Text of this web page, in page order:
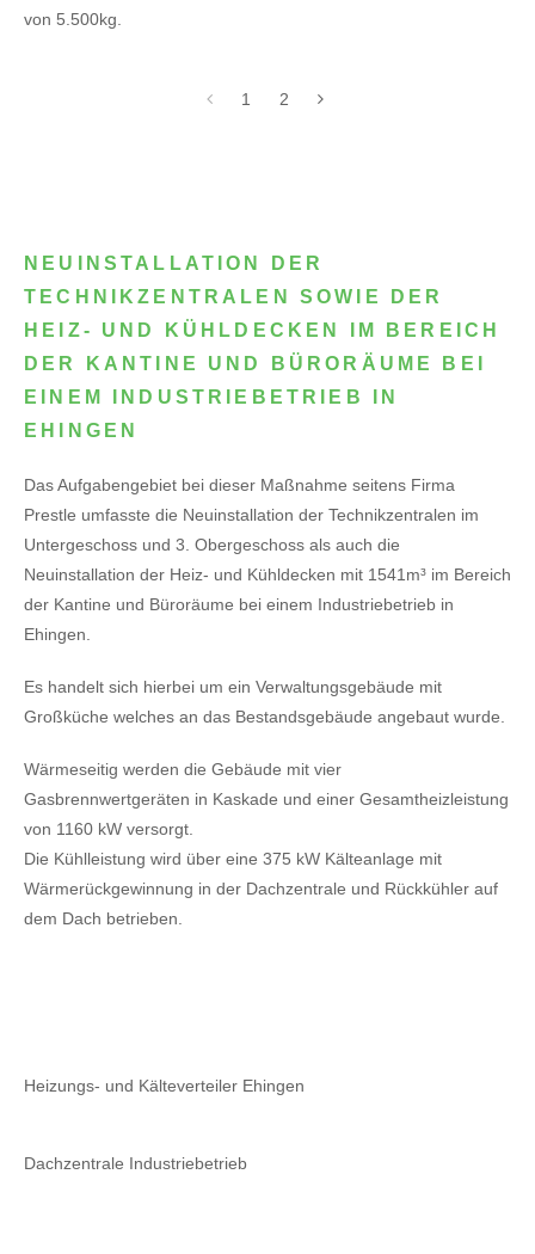
von 5.500kg.
1 2
NEUINSTALLATION DER
TECHNIKZENTRALEN SOWIE DER
HEIZ- UND KÜHLDECKEN IM BEREICH
DER KANTINE UND BÜRORÄUME BEI
EINEM INDUSTRIEBETRIEB IN
EHINGEN
Das Aufgabengebiet bei dieser Maßnahme seitens Firma
Prestle umfasste die Neuinstallation der Technikzentralen im
Untergeschoss und 3. Obergeschoss als auch die
Neuinstallation der Heiz- und Kühldecken mit 1541m³ im Bereich
der Kantine und Büroräume bei einem Industriebetrieb in
Ehingen.
Es handelt sich hierbei um ein Verwaltungsgebäude mit
Großküche welches an das Bestandsgebäude angebaut wurde.
Wärmeseitig werden die Gebäude mit vier
Gasbrennwertgeräten in Kaskade und einer Gesamtheizleistung
von 1160 kW versorgt.
Die Kühlleistung wird über eine 375 kW Kälteanlage mit
Wärmerückgewinnung in der Dachzentrale und Rückkühler auf
dem Dach betrieben.
Heizungs- und Kälteverteiler Ehingen
Dachzentrale Industriebetrieb